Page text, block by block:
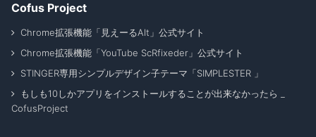
Cofus Project
Chrome拡張機能「見えーるAlt」公式サイト
Chrome拡張機能「YouTube ScRfixeder」公式サイト
STINGER専用シンプルデザイン子テーマ「SIMPLESTER 」
もしも10しかアプリをインストールすることが出来なかったら _
CofusProject